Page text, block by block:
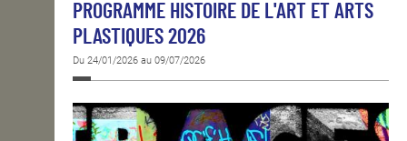
PROGRAMME HISTOIRE DE L'ART ET ARTS
PLASTIQUES 2026
Du 24/01/2026 au 09/07/2026